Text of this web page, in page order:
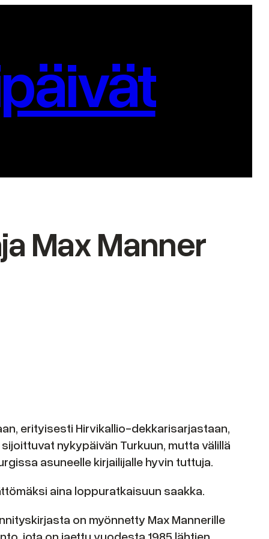
Max Manner
erityisesti Hirvikallio-dekkarisarjastaan,
nykypäivän Turkuun, mutta välillä
asuneelle kirjailijalle hyvin tuttuja.
aina loppuratkaisuun saakka.
on myönnetty Max Mannerille
jota on jaettu vuodesta 1985 lähtien.